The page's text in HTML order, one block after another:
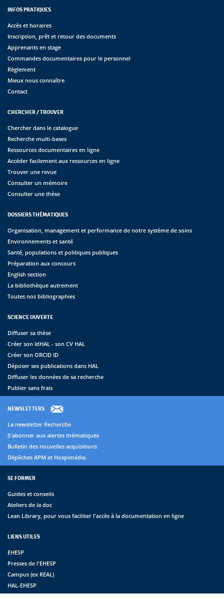
INFOS PRATIQUES
Accès et horaires
Inscription, prêt et retour des documents
Apprenants en stage
Commandes documentaires pour le personnel
Règlement
Mieux nous connaître
Contact
CHERCHER / TROUVER
Chercher dans le catalogue
Recherche multi-bases
Ressources documentaires en ligne
Accéder facilement aux ressources en ligne
Trouver une revue
Consulter un mémoire
Consulter une thèse
DOSSIERS THÉMATIQUES
Organisation, management et performance de notre système de soins
Environnements et santé
Santé, populations et politiques publiques
Préparation aux concours
English section
La bibliothèque autrement
Toutes nos bibliographies
SCIENCE OUVERTE
Diffuser sa thèse
Créer son IdHAL - son CV HAL
Créer son ORCID ID
Déposer ses publications dans HAL
Diffuser les données de sa recherche
Publier sans frais
NEWSLETTERS
La newsletter Recherche
S'abonner aux alertes thématiques
Bulletin des nouvelles acquisitions
Dépêches APM et Hospimédia
SE FORMER
Guides et conseils
Ateliers de la doc
Lean Library, pour vous faciliter l'accès à la documentation en ligne
LIENS UTILES
EHESP
Presses de l'EHESP
Campus (ex REAL)
HAL-EHESP